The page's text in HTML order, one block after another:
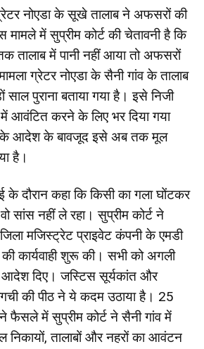
नोएडा के सूखे तालाब ने अफसरों की
मामले में सुप्रीम कोर्ट की चेतावनी है कि
तालाब में पानी नहीं आया तो अफसरों
ग्रेटर नोएडा के सैनी गांव के तालाब
पुराना बताया गया है। इसे निजी
आवंटित करने के लिए भर दिया गया
के आदेश के बावजूद इसे अब तक मूल
है।
के दौरान कहा कि किसी का गला घोंटकर
सांस नहीं ले रहा। सुप्रीम कोर्ट ने
मजिस्ट्रेट प्राइवेट कंपनी के एमडी
कार्यवाही शुरू की। सभी को अगली
दिए। जस्टिस सूर्यकांत और
की पीठ ने ये कदम उठाया है। 25
में सुप्रीम कोर्ट ने सैनी गांव में
निकायों, तालाबों और नहरों का आवंटन